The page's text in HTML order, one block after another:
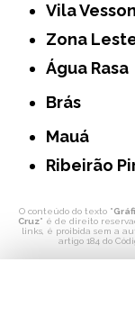
Vila
Zona
Água Rasa
Brás
Mauá
Ribeirão
O conteúdo do texto "
Cruz" é de direito
links, é proibida sem a
artigo 184 do